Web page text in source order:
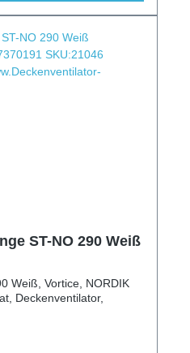
ST-NO 290 Weiß
Weiß, Vortice, NORDIK
Deckenventilator,